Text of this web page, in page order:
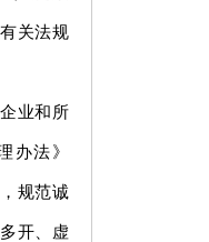
关法规
业和所
办法》
规范诚
开、虚